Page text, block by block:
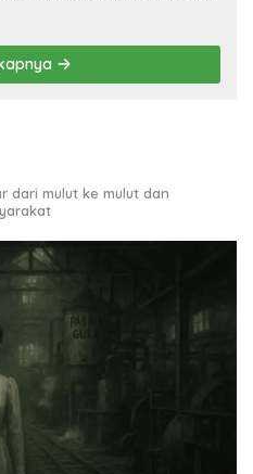
dari mulut ke mulut dan